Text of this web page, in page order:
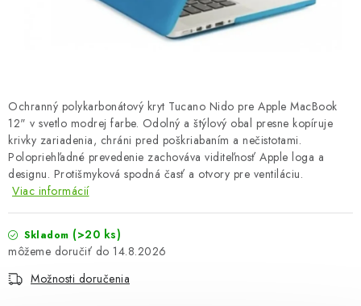
CHOVATEĽSKÉ POTREBY
DROGÉRIA A KOZMETIKA
PRE DETI
AUTO-MOTO
PRODUKTY HISTORICKE BEZ ZASOBY
K ZALISTOVÁNÍ NEBO VYMAZÁNÍ
Ochranný polykarbonátový kryt Tucano Nido pre Apple MacBook
12" v svetlo modrej farbe. Odolný a štýlový obal presne kopíruje
krivky zariadenia, chráni pred poškriabaním a nečistotami.
Polopriehľadné prevedenie zachováva viditeľnosť Apple loga a
designu. Protišmyková spodná časť a otvory pre ventiláciu.
Viac informácií
Skladom (>20 ks)
14.8.2026
Možnosti doručenia